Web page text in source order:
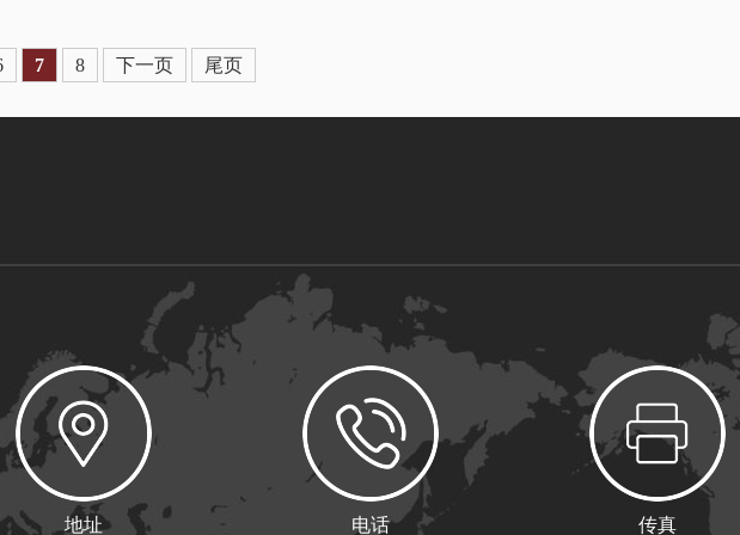
7 8 下一页 尾页
地址 电话 传真